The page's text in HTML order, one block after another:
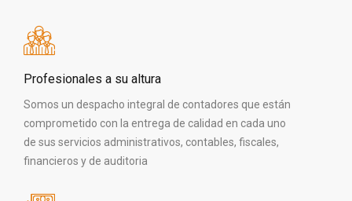
Profesionales a su altura
Somos un despacho integral de contadores que están
comprometido con la entrega de calidad en cada uno
de sus servicios administrativos, contables, fiscales,
financieros y de auditoria